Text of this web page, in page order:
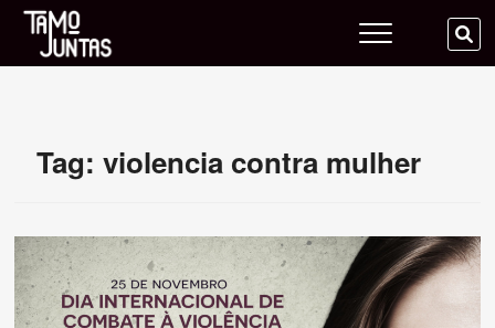
Skip
content
…
Tag:violencia contra mulher